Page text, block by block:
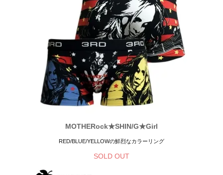
MOTHERock★SHIN/G★Girl
RED/BLUE/YELLOWの鮮烈なカラーリング
SOLD OUT